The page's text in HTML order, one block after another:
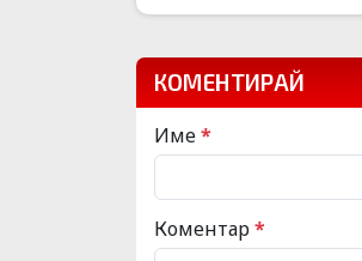
КОМЕНТИРАЙ
Име*
Коментар*